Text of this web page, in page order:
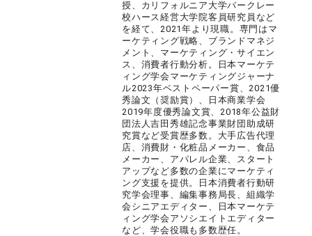
授、カリフォルニア大学バークレー
校ハース経営大学院客員研究員など
を経て、2021年より現職。専門はマ
ーケティング戦略、ブランドマネジ
メント、マーケティング・サイエン
ス、消費者行動分析。日本マーケテ
ィング学会マーケティングジャーナ
ル2023年ベストペーパー賞、2021優
秀論文（奨励賞）、日本商業学会
2019年度優秀論文賞、2018年公益財
団法人吉田秀雄記念事業財団助成研
究賞など受賞歴多数。大手広告代理
店、消費財・化粧品メーカー、食品
メーカー、アパレル企業、スタート
アップなど多数の企業にマーケティ
ング支援を提供。日本消費者行動研
究学会理事、編集事務局長、組織学
会シニアエディター、日本マーケテ
ィング学会アソシエイトエディター
など、学会役職も多数歴任。